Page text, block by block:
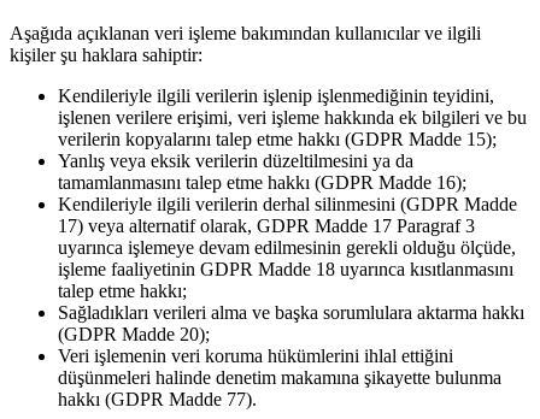
+49 7244-55843-10
info@rp-mespro.de
İletişime geçin
Aşağıda açıklanan veri işleme bakımından kullanıcılar ve ilgili
kişiler şu haklara sahiptir:
Kendileriyle ilgili verilerin işlenip işlenmediğinin teyidini,
işlenen verilere erişimi, veri işleme hakkında ek bilgileri ve bu
verilerin kopyalarını talep etme hakkı (GDPR Madde 15);
Yanlış veya eksik verilerin düzeltilmesini ya da
tamamlanmasını talep etme hakkı (GDPR Madde 16);
Kendileriyle ilgili verilerin derhal silinmesini (GDPR Madde
17) veya alternatif olarak, GDPR Madde 17 Paragraf 3
uyarınca işlemeye devam edilmesinin gerekli olduğu ölçüde,
işleme faaliyetinin GDPR Madde 18 uyarınca kısıtlanmasını
talep etme hakkı;
Sağladıkları verileri alma ve başka sorumlulara aktarma hakkı
(GDPR Madde 20);
Veri işlemenin veri koruma hükümlerini ihlal ettiğini
düşünmeleri halinde denetim makamına şikayette bulunma
hakkı (GDPR Madde 77).